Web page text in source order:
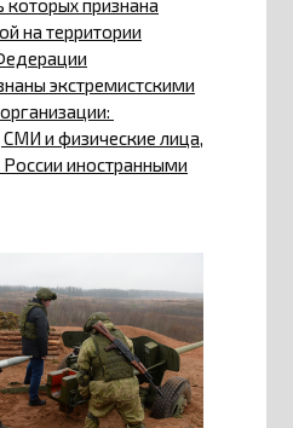
которых признана
на территории
экстремистскими
СМИ и физические лица,
иностранными